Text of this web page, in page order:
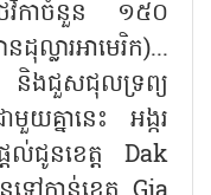
កាចំនួន ១៥០
ារអាមេរិក)...
និងជួសជុលទ្រព្យ
យគ្នានេះ អង្ករ
ល់ជូនខេត្ត Dak